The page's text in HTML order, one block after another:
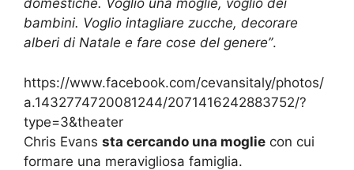
domestiche. Voglio una moglie, voglio dei
bambini. Voglio intagliare zucche, decorare
alberi di Natale e fare cose del genere”.
https://www.facebook.com/cevansitaly/photos/
a.1432774720081244/2071416242883752/?
type=3&theater
Chris Evans sta cercando una moglie con cui
formare una meravigliosa famiglia.